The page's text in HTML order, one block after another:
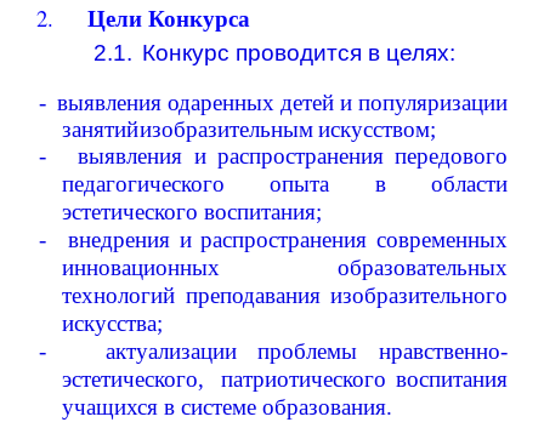
2. ЦелиКонкурса
2.1. Конкурс проводится в целях:
- выявления одаренных детей и популяризации
занятийизобразительным искусством;
-
выявления и распространения передового
педагогического
опыта в области
эстетического воспитания;
-
внедрения и распространения современных
инновационных
образовательных
технологий преподавания изобразительного
искусства;
-
актуализации проблемы
нравственно-
эстетического,
патриотического воспитания
учащихся в системе образования.